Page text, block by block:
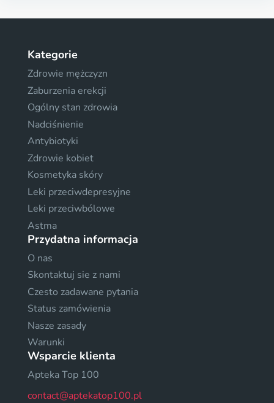
Kategorie
Zdrowie mężczyzn
Zaburzenia erekcji
Ogólny stan zdrowia
Nadciśnienie
Antybiotyki
Zdrowie kobiet
Kosmetyka skóry
Leki przeciwdepresyjne
Leki przeciwbólowe
Astma
Przydatna informacja
O nas
Skontaktuj sie z nami
Czesto zadawane pytania
Status zamówienia
Nasze zasady
Warunki
Wsparcie klienta
Apteka Top 100
contact@aptekatop100.pl